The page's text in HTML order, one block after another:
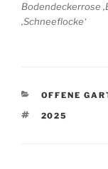
Bodendeckerrose
‚Schneeflocke‘
KATEGORIEN
OFFENE
2025